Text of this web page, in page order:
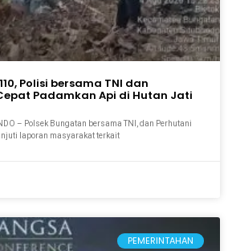
Polisi bersama TNI dan
Padamkan Api di Hutan Jati
– Polsek Bungatan bersama TNI, dan Perhutani
laporan masyarakat terkait
PEMERINTAHAN